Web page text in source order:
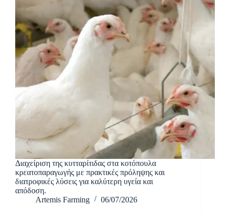
Διαχείριση της κυτταρίτιδας στα κοτόπουλα
κρεατοπαραγωγής με πρακτικές πρόληψης και
διατροφικές λύσεις για καλύτερη υγεία και
απόδοση.
Artemis Farming
06/07/2026